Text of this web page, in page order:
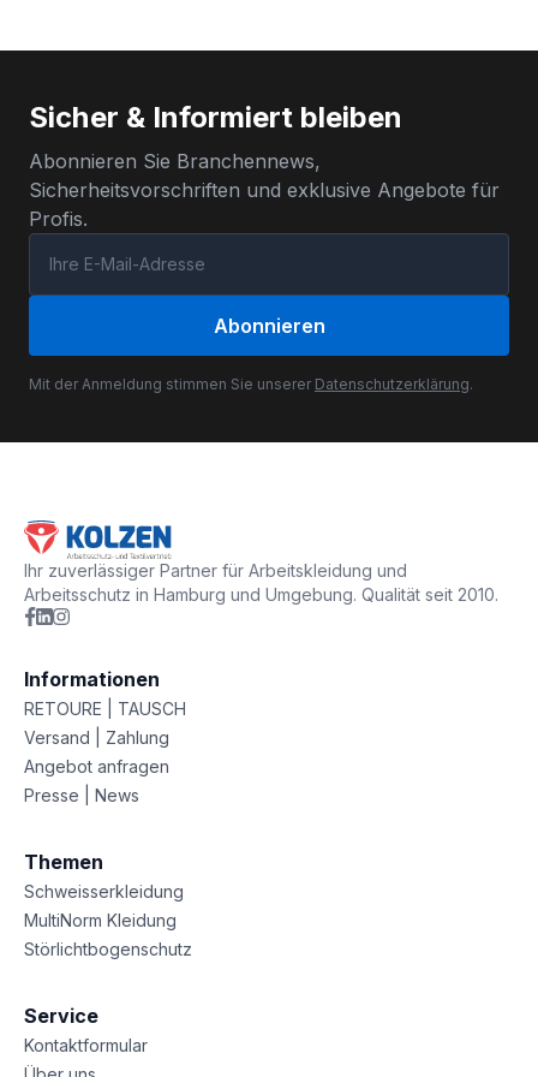
Sicher & Informiert bleiben
Abonnieren Sie Branchennews,
Sicherheitsvorschriften und exklusive Angebote für
Profis.
Abonnieren
Mit der Anmeldung stimmen Sie unserer Datenschutzerklärung.
Ihr zuverlässiger Partner für Arbeitskleidung und
Arbeitsschutz in Hamburg und Umgebung. Qualität seit 2010.
Informationen
RETOURE | TAUSCH
Versand | Zahlung
Angebot anfragen
Presse | News
Themen
Schweisserkleidung
MultiNorm Kleidung
Störlichtbogenschutz
Service
Kontaktformular